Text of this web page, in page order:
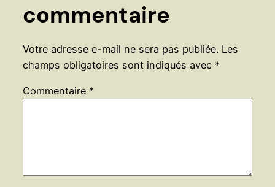
commentaire
Votre adresse e-mail ne sera pas publiée. Les
champs obligatoires sont indiqués avec *
Commentaire *